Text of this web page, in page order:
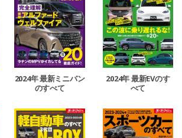
2024年 最新ミニバン
のすべて
2024年 最新EVのす
べて